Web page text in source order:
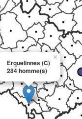
Erquelinnes (C)
284 homme(s)
×